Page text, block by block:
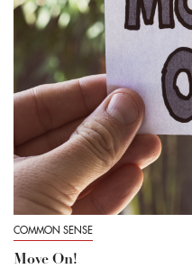
COMMON SENSE
Move On!